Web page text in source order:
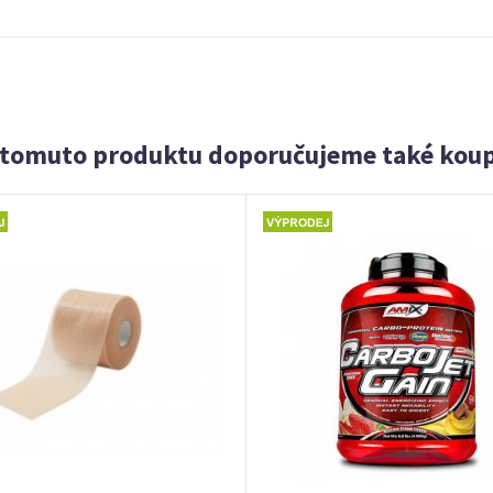
produktu doporučujeme také